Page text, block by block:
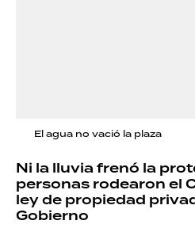
El agua no vació la plaza
Ni la lluvia frenó la
personas rodearon el
ley de propiedad
Gobierno